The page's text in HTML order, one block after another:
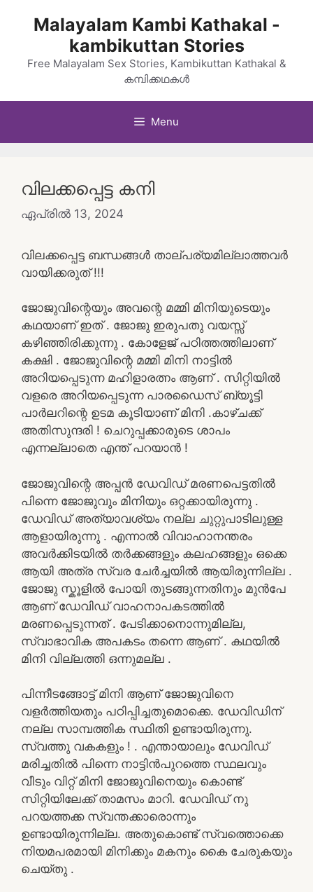
Malayalam Kambi Kathakal -
kambikuttan Stories
Free Malayalam Sex Stories, Kambikuttan Kathakal &
കമ്പിക്കഥകൾ
Menu
വിലക്കപ്പെട്ട കനി
ഏപ്രിൽ 13, 2024
വിലക്കപ്പെട്ട ബന്ധങ്ങൾ താല്പര്യമില്ലാത്തവർ
വായിക്കരുത് !!!
ജോജുവിന്റെയും അവന്റെ മമ്മി മിനിയുടെയും
കഥയാണ് ഇത് . ജോജു ഇരുപതു വയസ്സ്
കഴിഞ്ഞിരിക്കുന്നു . കോളേജ് പഠിത്തത്തിലാണ്
കക്ഷി . ജോജുവിന്റെ മമ്മി മിനി നാട്ടിൽ
അറിയപ്പെടുന്ന മഹിളാരത്നം ആണ് . സിറ്റിയിൽ
വളരെ അറിയപ്പെടുന്ന പാരഡൈസ് ബ്യൂട്ടി
പാർലറിന്റെ ഉടമ കൂടിയാണ് മിനി .കാഴ്ചക്ക്
അതിസുന്ദരി ! ചെറുപ്പക്കാരുടെ ശാപം
എന്നല്ലാതെ എന്ത് പറയാൻ !
ജോജുവിന്റെ അപ്പൻ ഡേവിഡ് മരണപെട്ടതിൽ
പിന്നെ ജോജുവും മിനിയും ഒറ്റക്കായിരുന്നു .
ഡേവിഡ് അത്യാവശ്യം നല്ല ചുറ്റുപാടിലുള്ള
ആളായിരുന്നു . എന്നാൽ വിവാഹാനന്തരം
അവർക്കിടയിൽ തർക്കങ്ങളും കലഹങ്ങളും ഒക്കെ
ആയി അത്ര സ്വര ചേർച്ചയിൽ ആയിരുന്നില്ല .
ജോജു സ്കൂളിൽ പോയി തുടങ്ങുന്നതിനും മുൻപേ
ആണ് ഡേവിഡ് വാഹനാപകടത്തിൽ
മരണപ്പെടുന്നത് . പേടിക്കാനൊന്നുമില്ല,
സ്വാഭാവിക അപകടം തന്നെ ആണ് . കഥയിൽ
മിനി വില്ലത്തി ഒന്നുമല്ല .
പിന്നീടങ്ങോട്ട് മിനി ആണ് ജോജുവിനെ
വളർത്തിയതും പഠിപ്പിച്ചതുമൊക്കെ. ഡേവിഡിന്
നല്ല സാമ്പത്തിക സ്ഥിതി ഉണ്ടായിരുന്നു.
സ്വത്തു വകകളും ! . എന്തായാലും ഡേവിഡ്
മരിച്ചതിൽ പിന്നെ നാട്ടിൻപുറത്തെ സ്ഥലവും
വീടും വിറ്റ് മിനി ജോജുവിനെയും കൊണ്ട്
സിറ്റിയിലേക്ക് താമസം മാറി. ഡേവിഡ് നു
പറയത്തക്ക സ്വന്തക്കാരൊന്നും
ഉണ്ടായിരുന്നില്ല. അതുകൊണ്ട് സ്വത്തൊക്കെ
നിയമപരമായി മിനിക്കും മകനും കൈ ചേരുകയും
ചെയ്തു .